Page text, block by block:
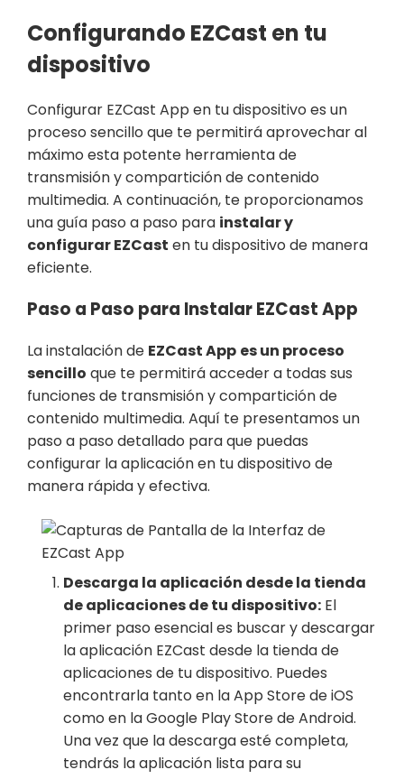
Configurando EZCast en tu
dispositivo
Configurar EZCast App en tu dispositivo es un
proceso sencillo que te permitirá aprovechar al
máximo esta potente herramienta de
transmisión y compartición de contenido
multimedia. A continuación, te proporcionamos
una guía paso a paso para instalar y
configurar EZCast en tu dispositivo de manera
eficiente.
Paso a Paso para Instalar EZCast App
La instalación de EZCast App es un proceso
sencillo que te permitirá acceder a todas sus
funciones de transmisión y compartición de
contenido multimedia. Aquí te presentamos un
paso a paso detallado para que puedas
configurar la aplicación en tu dispositivo de
manera rápida y efectiva.
Descarga la aplicación desde la tienda
de aplicaciones de tu dispositivo: El
primer paso esencial es buscar y descargar
la aplicación EZCast desde la tienda de
aplicaciones de tu dispositivo. Puedes
encontrarla tanto en la App Store de iOS
como en la Google Play Store de Android.
Una vez que la descarga esté completa,
tendrás la aplicación lista para su